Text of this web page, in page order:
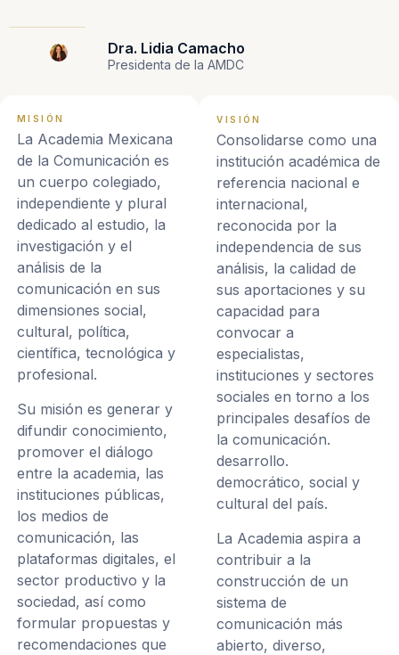
Dra. Lidia Camacho
Presidenta de la AMDC
MISIÓN
La Academia Mexicana
de la Comunicación es
un cuerpo colegiado,
independiente y plural
dedicado al estudio, la
investigación y el
análisis de la
comunicación en sus
dimensiones social,
cultural, política,
científica, tecnológica y
profesional.
Su misión es generar y
difundir conocimiento,
promover el diálogo
entre la academia, las
instituciones públicas,
los medios de
comunicación, las
plataformas digitales, el
sector productivo y la
sociedad, así como
formular propuestas y
recomendaciones que
VISIÓN
Consolidarse como una
institución académica de
referencia nacional e
internacional,
reconocida por la
independencia de sus
análisis, la calidad de
sus aportaciones y su
capacidad para
convocar a
especialistas,
instituciones y sectores
sociales en torno a los
principales desafíos de
la comunicación.
desarrollo.
democrático, social y
cultural del país.
La Academia aspira a
contribuir a la
construcción de un
sistema de
comunicación más
abierto, diverso,